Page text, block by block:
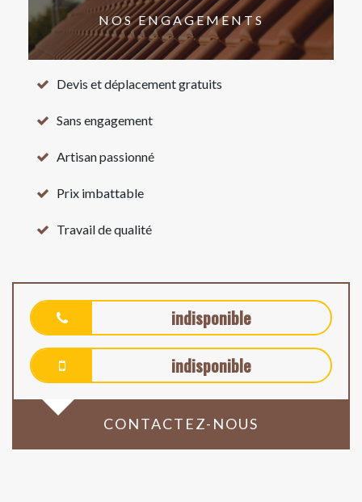
NOS ENGAGEMENTS
Devis et déplacement gratuits
Sans engagement
Artisan passionné
Prix imbattable
Travail de qualité
indisponible
indisponible
CONTACTEZ-NOUS